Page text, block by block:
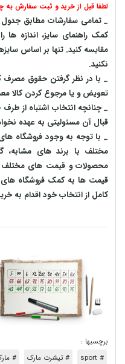
لطفا قبل از خرید و ثبت سفارش به
_ تمامی سفارشات مطابق جدول
کمک راهنمای سایز، اندازه
مقایسه کنید. تنها بر اساس
نکنید.
_ با در نظر گرفتن حقوق مصرف
تعویض و یا مرجوع کردن کالا
_ چنانچه انتخاب اشتباه از
قبال آن مسئولیتی به عهده
_ با توجه به‌ وجود فروشگاه
مختلف با برند های مشابه،
محصولات و قیمت های مختلف
قیمت ها به کمک فروشگاه
کامل از انتخاب خود اقدام به
برچسبها :
# sport
# تیشرت مارک #